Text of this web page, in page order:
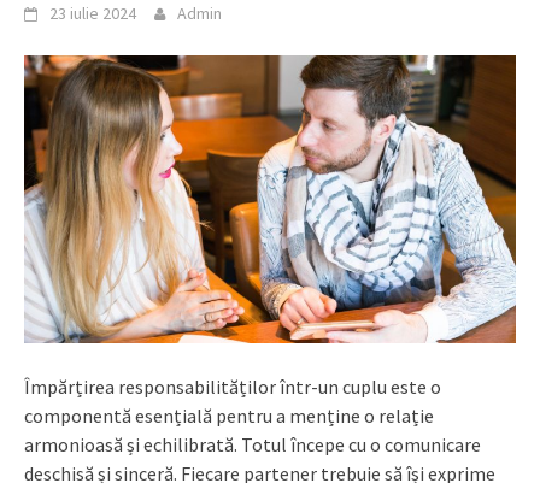
23 iulie 2024 Admin
Împărțirea responsabilităților într-un cuplu este o
componentă esențială pentru a menține o relație
armonioasă și echilibrată. Totul începe cu o comunicare
deschisă și sinceră. Fiecare partener trebuie să își exprime